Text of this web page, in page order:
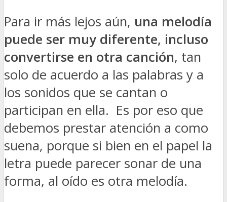
Para ir más lejos aún, una melodía
puede ser muy diferente, incluso
convertirse en otra canción, tan
solo de acuerdo a las palabras y a
los sonidos que se cantan o
participan en ella. Es por eso que
debemos prestar atención a como
suena, porque si bien en el papel la
letra puede parecer sonar de una
forma, al oído es otra melodía.